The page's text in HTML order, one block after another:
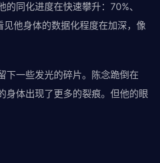
同化进度在快速攀升：70%、
他身体的数据化程度在加深，像
下一些发光的碎片。陈念跪倒在
身体出现了更多的裂痕。但他的眼